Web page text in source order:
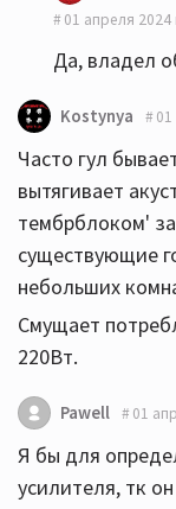
01 апреля 2024
Да, владел
Kostynya
Часто гул
вытягивает
тембрблоком'
существующие
небольших
Смущает
220Вт.
Pawell 01
Я бы для
усилителя, тк